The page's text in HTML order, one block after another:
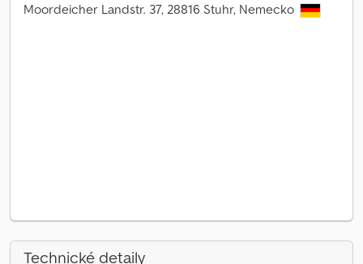
Moordeicher Landstr. 37, 28816 Stuhr, Nemecko
Technické detaily